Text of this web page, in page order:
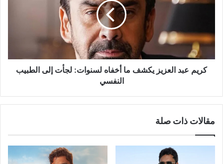
يكشف
لسنوات:
لجأت
إلى
الطبيب
كريم عبد العزيز يكشف ما أخفاه لسنوات: لجأت إلى الطبيب
النفسي
مقالات ذات صلة